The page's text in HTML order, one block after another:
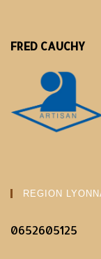
FRED CAUCHY
REGION
0652605125